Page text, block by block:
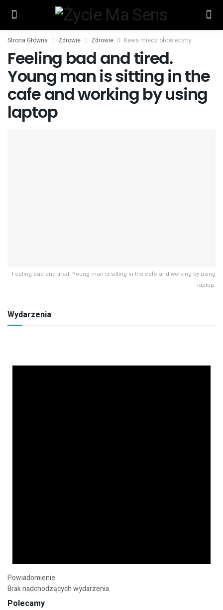
Strona Główna Zdrowie Zdrowie Kawa miecz obosieczny
Feeling bad and tired.
Young man is sitting in the
cafe and working by using
laptop
Feeling bad and tired. Young man is sitting in the cafe and working by using
laptop.
Wydarzenia
Powiadomienie
Brak nadchodzących wydarzenia.
Polecamy